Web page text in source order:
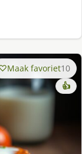
Maak favoriet10
👍